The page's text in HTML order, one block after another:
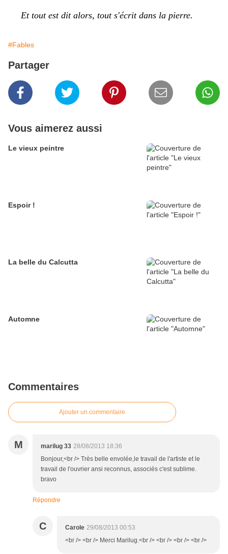
Et tout est dit alors, tout s'écrit dans la pierre.
#Fables
Partager
Vous aimerez aussi
Le vieux peintre
Espoir !
La belle du Calcutta
Automne
Commentaires
Ajouter un commentaire
M marilug 33 28/08/2013 18:36
Bonjour,<br /> Très belle envolée,le travail de l'artiste et le
travail de l'ouvrier ansi reconnus, associés c'est sublime.
bravo
Répondre
C Carole 29/08/2013 00:53
<br /> <br /> Merci Marilug.<br /> <br /> <br /> <br />